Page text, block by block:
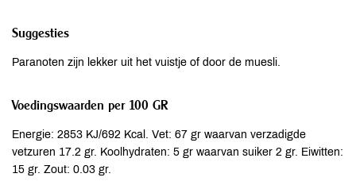
Suggesties
Paranoten zijn lekker uit het vuistje of door de muesli.
Voedingswaarden per 100 GR
Energie: 2853 KJ/692 Kcal. Vet: 67 gr waarvan verzadigde
vetzuren 17.2 gr. Koolhydraten: 5 gr waarvan suiker 2 gr. Eiwitten:
15 gr. Zout: 0.03 gr.